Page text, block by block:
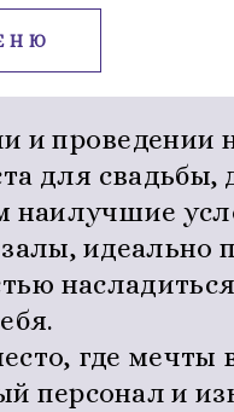
и проведении
для
наилучшие
где
персонал и